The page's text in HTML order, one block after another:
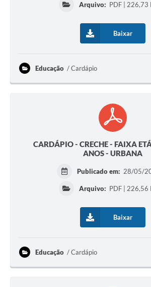
Arquivo: PDF | 226,73
Baixar
Educação Cardápio
CARDÁPIO - CRECHE - FAIXA
ANOS - URBANA
Publicado em: 28/05/
Arquivo: PDF | 226,56
Baixar
Educação Cardápio